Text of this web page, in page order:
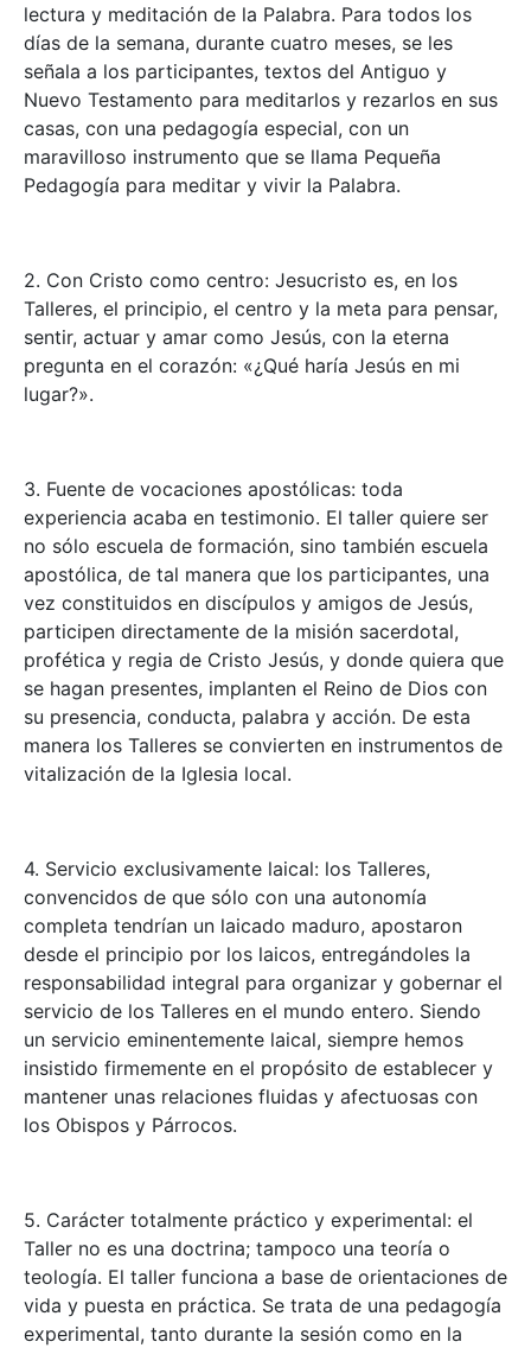
lectura y meditación de la Palabra. Para todos los
días de la semana, durante cuatro meses, se les
señala a los participantes, textos del Antiguo y
Nuevo Testamento para meditarlos y rezarlos en sus
casas, con una pedagogía especial, con un
maravilloso instrumento que se llama Pequeña
Pedagogía para meditar y vivir la Palabra.
2. Con Cristo como centro: Jesucristo es, en los
Talleres, el principio, el centro y la meta para pensar,
sentir, actuar y amar como Jesús, con la eterna
pregunta en el corazón: «¿Qué haría Jesús en mi
lugar?».
3. Fuente de vocaciones apostólicas: toda
experiencia acaba en testimonio. El taller quiere ser
no sólo escuela de formación, sino también escuela
apostólica, de tal manera que los participantes, una
vez constituidos en discípulos y amigos de Jesús,
participen directamente de la misión sacerdotal,
profética y regia de Cristo Jesús, y donde quiera que
se hagan presentes, implanten el Reino de Dios con
su presencia, conducta, palabra y acción. De esta
manera los Talleres se convierten en instrumentos de
vitalización de la Iglesia local.
4. Servicio exclusivamente laical: los Talleres,
convencidos de que sólo con una autonomía
completa tendrían un laicado maduro, apostaron
desde el principio por los laicos, entregándoles la
responsabilidad integral para organizar y gobernar el
servicio de los Talleres en el mundo entero. Siendo
un servicio eminentemente laical, siempre hemos
insistido firmemente en el propósito de establecer y
mantener unas relaciones fluidas y afectuosas con
los Obispos y Párrocos.
5. Carácter totalmente práctico y experimental: el
Taller no es una doctrina; tampoco una teoría o
teología. El taller funciona a base de orientaciones de
vida y puesta en práctica. Se trata de una pedagogía
experimental, tanto durante la sesión como en la